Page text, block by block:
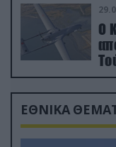
Ο
ΕΘΝΙΚΑ